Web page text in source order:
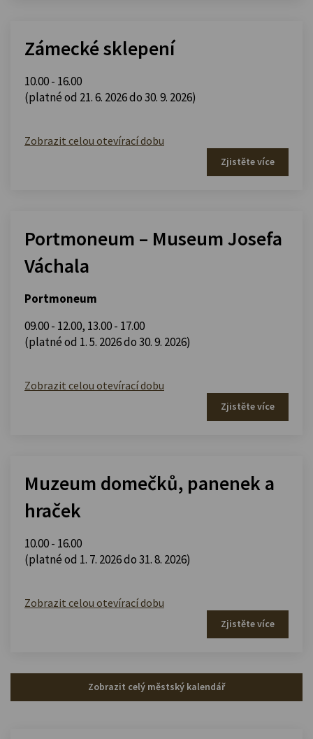
Zámecké sklepení
10.00 - 16.00
(platné od 21. 6. 2026 do 30. 9. 2026)
Zobrazit celou otevírací dobu
Zjistěte více
Portmoneum – Museum Josefa
Váchala
Portmoneum
09.00 - 12.00, 13.00 - 17.00
(platné od 1. 5. 2026 do 30. 9. 2026)
Zobrazit celou otevírací dobu
Zjistěte více
Muzeum domečků, panenek a
hraček
10.00 - 16.00
(platné od 1. 7. 2026 do 31. 8. 2026)
Zobrazit celou otevírací dobu
Zjistěte více
Zobrazit celý městský kalendář